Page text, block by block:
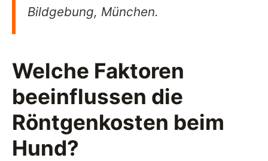
Bildgebung, München.
Welche Faktoren
beeinflussen die
Röntgenkosten beim
Hund?